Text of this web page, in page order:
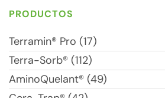
PRODUCTOS
Terramin® Pro (17)
Terra-Sorb® (112)
AminoQuelant® (49)